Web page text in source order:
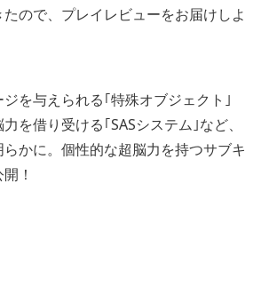
ので、プレイレビューをお届けしよ
を与えられる｢特殊オブジェクト｣
を借り受ける｢SASシステム｣など、
かに。個性的な超脳力を持つサブキ
！